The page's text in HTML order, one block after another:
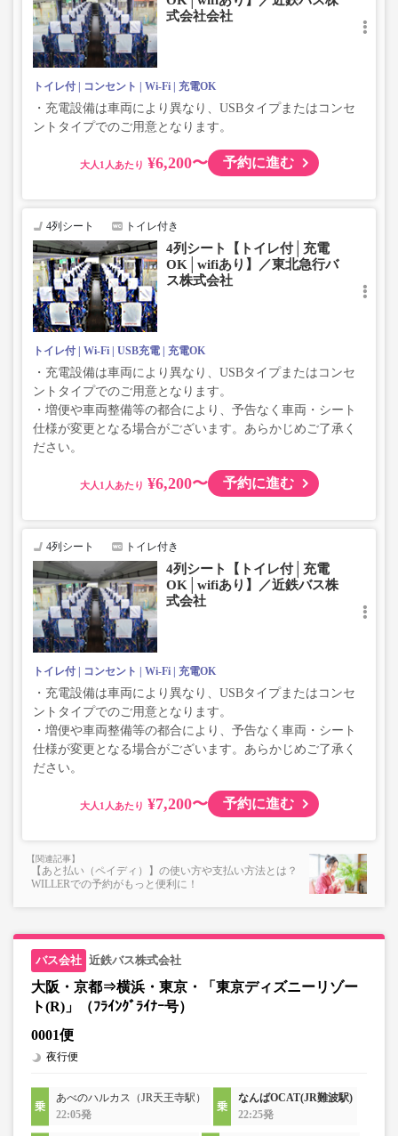
・ご予約の出発日・便の運行会社につきましては出発日間
際で決定しますので、カスタマーセンターまでお問い合わ
せをお願いいたします。
式会社会社
トイレ付 コンセント Wi-Fi 充電OK
・充電設備は車両により異なり、USBタイプまたはコンセ
ントタイプでのご用意となります。
大人 ¥6,200〜 予約に進む
4列シート トイレ付き
4列シート【トイレ付│充電
OK│wifiあり】／東北急行バ
ス株式会社
トイレ付 Wi-Fi USB充電 充電OK
・充電設備は車両により異なり、USBタイプまたはコンセ
ントタイプでのご用意となります。
・増便や車両整備等の都合により、予告なく車両・シート
仕様が変更となる場合がございます。あらかじめご了承く
ださい。
大人 ¥6,200〜 予約に進む
4列シート トイレ付き
4列シート【トイレ付│充電
OK│wifiあり】／近鉄バス株
式会社
トイレ付 コンセント Wi-Fi 充電OK
・充電設備は車両により異なり、USBタイプまたはコンセ
ントタイプでのご用意となります。
・増便や車両整備等の都合により、予告なく車両・シート
仕様が変更となる場合がございます。あらかじめご了承く
ださい。
大人 ¥7,200〜 予約に進む
【あと払い（ペイディ）】の使い方や支払い方法とは？
WILLERでの予約がもっと便利に！
近鉄バス株式会社
大阪・京都⇒横浜・東京・「東京ディズニーリゾー
ト(R)」（ﾌﾗｲﾝｸﾞﾗｲﾅｰ号）
0001便
夜行便
あべのハルカス（JR天王寺駅）
22:05発
なんばOCAT(JR難波駅)
22:25発